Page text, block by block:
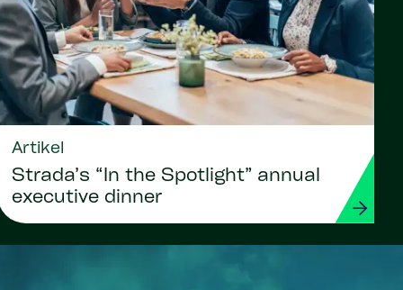
Artikel
Strada’s “In the Spotlight” annual
executive dinner